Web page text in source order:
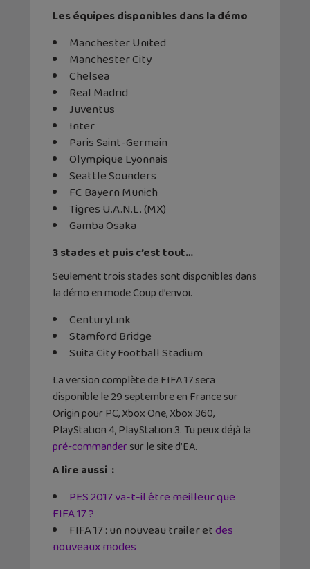
Les équipes disponibles dans la démo
Manchester United
Manchester City
Chelsea
Real Madrid
Juventus
Inter
Paris Saint-Germain
Olympique Lyonnais
Seattle Sounders
FC Bayern Munich
Tigres U.A.N.L. (MX)
Gamba Osaka
3 stades et puis c’est tout…
Seulement trois stades sont disponibles dans
la démo en mode Coup d’envoi.
CenturyLink
Stamford Bridge
Suita City Football Stadium
La version complète de FIFA 17 sera
disponible le 29 septembre en France sur
Origin pour PC, Xbox One, Xbox 360,
PlayStation 4, PlayStation 3. Tu peux déjà la
pré-commandersur le site d’EA.
A lire aussi :
PES 2017 va-t-il être meilleur que
FIFA 17 ?
FIFA 17 : un nouveau trailer etdes
nouveaux modes